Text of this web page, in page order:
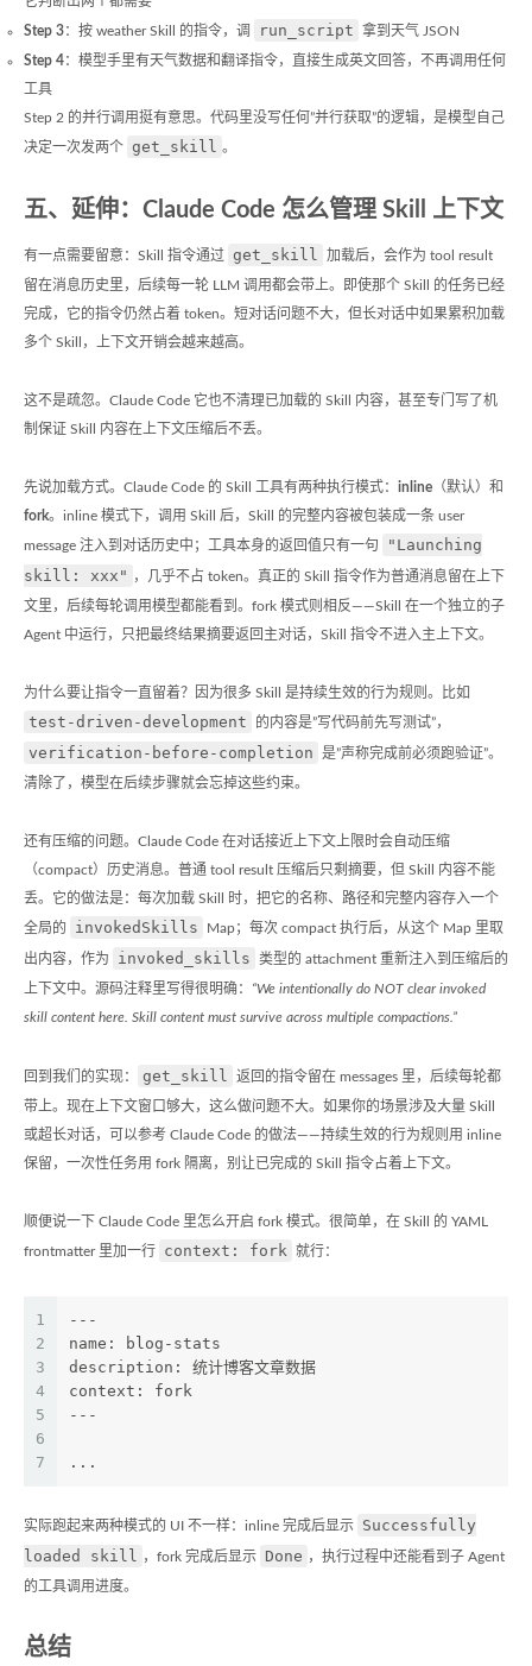
Step 3：按 weather Skill 的指令，调 run_script 拿到天气 JSON
Step 4：模型手里有天气数据和翻译指令，直接生成英文回答，不再调用任何
工具
Step 2 的并行调用挺有意思。代码里没写任何”并行获取”的逻辑，是模型自己
决定一次发两个 get_skill 。
五、延伸：Claude Code 怎么管理 Skill 上下文
有一点需要留意：Skill 指令通过 get_skill 加载后，会作为 tool result
留在消息历史里，后续每一轮 LLM 调用都会带上。即使那个 Skill 的任务已经
完成，它的指令仍然占着 token。短对话问题不大，但长对话中如果累积加载
多个 Skill，上下文开销会越来越高。
这不是疏忽。Claude Code 它也不清理已加载的 Skill 内容，甚至专门写了机
制保证 Skill 内容在上下文压缩后不丢。
先说加载方式。Claude Code 的 Skill 工具有两种执行模式： inline （默认）和
fork。inline 模式下，调用 Skill 后，Skill 的完整内容被包装成一条 user
message 注入到对话历史中；工具本身的返回值只有一句
"Launching
skill: xxx"
，几乎不占 token。真正的 Skill 指令作为普通消息留在上下
文里，后续每轮调用模型都能看到。fork 模式则相反——Skill 在一个独立的子
Agent 中运行，只把最终结果摘要返回主对话，Skill 指令不进入主上下文。
为什么要让指令一直留着？因为很多 Skill 是持续生效的行为规则。比如
test-driven-development 的内容是”写代码前先写测试”，
verification-before-completion 是”声称完成前必须跑验证”。
清除了，模型在后续步骤就会忘掉这些约束。
还有压缩的问题。Claude Code 在对话接近上下文上限时会自动压缩
（compact）历史消息。普通 tool result 压缩后只剩摘要，但 Skill 内容不能
丢。它的做法是：每次加载 Skill 时，把它的名称、路径和完整内容存入一个
全局的 invokedSkills Map；每次 compact 执行后，从这个 Map 里取
出内容，作为 invoked_skills 类型的 attachment 重新注入到压缩后的
上下文中。源码注释里写得很明确： “We intentionally do NOT clear invoked
skill content here. Skill content must survive across multiple compactions.”
回到我们的实现： get_skill 返回的指令留在 messages 里，后续每轮都
带上。现在上下文窗口够大，这么做问题不大。如果你的场景涉及大量 Skill
或超长对话，可以参考 Claude Code 的做法——持续生效的行为规则用 inline
保留，一次性任务用 fork 隔离，别让已完成的 Skill 指令占着上下文。
顺便说一下 Claude Code 里怎么开启 fork 模式。很简单，在 Skill 的 YAML
frontmatter 里加一行 context: fork 就行：
1
2
3
4
5
6
7
---
name: blog-stats
description: 统计博客文章数据
context: fork
---
...
实际跑起来两种模式的 UI 不一样：inline 完成后显示
Successfully
loaded skill ，fork 完成后显示 Done ，执行过程中还能看到子 Agent
的工具调用进度。
总结